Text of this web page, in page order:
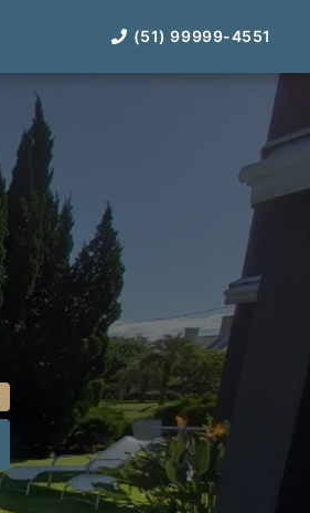
(51) 99999-4551